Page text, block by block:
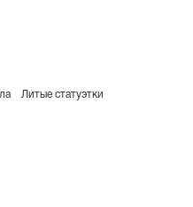
Литые статуэтки